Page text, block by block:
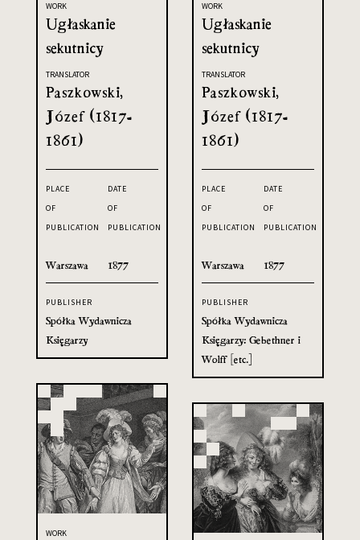
WORK
Ugłaskanie
sekutnicy
TRANSLATOR
Paszkowski,
Józef (1817-
1861)
PLACE
OF
PUBLICATION
Warszawa
DATE
OF
PUBLICATION
1877
PUBLISHER
Spółka Wydawnicza
Księgarzy
WORK
Ugłaskanie
sekutnicy
TRANSLATOR
Paszkowski,
Józef (1817-
1861)
PLACE
OF
PUBLICATION
Warszawa
DATE
OF
PUBLICATION
1877
PUBLISHER
Spółka Wydawnicza
Księgarzy: Gebethner i
Wolff [etc.]
WORK